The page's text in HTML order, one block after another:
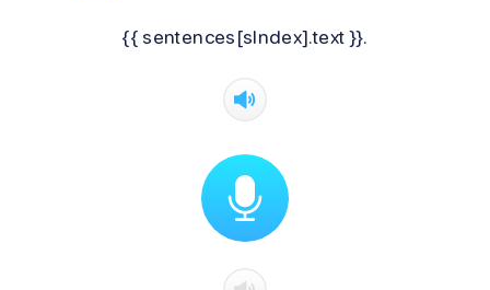
{{ sentences[sIndex].text }}.